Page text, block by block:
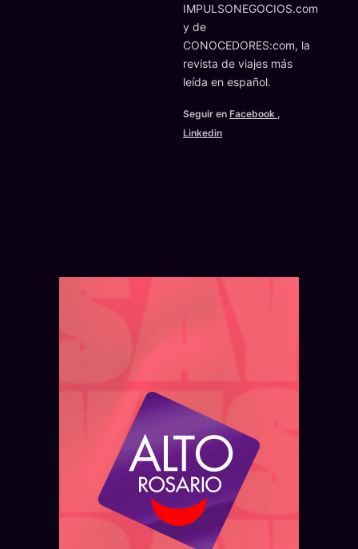
IMPULSONEGOCIOS.com
y de
CONOCEDORES:com, la
revista de viajes más
leída en español.
Seguir en Facebook ,
Linkedin